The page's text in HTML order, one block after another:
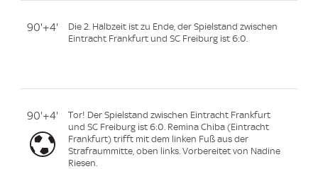
90'+4'
Die 2. Halbzeit ist zu Ende, der Spielstand zwischen
Eintracht Frankfurt und SC Freiburg ist 6:0.
90'+4'
Tor! Der Spielstand zwischen Eintracht Frankfurt
und SC Freiburg ist 6:0. Remina Chiba (Eintracht
Frankfurt) trifft mit dem linken Fuß aus der
Strafraummitte, oben links. Vorbereitet von Nadine
Riesen.